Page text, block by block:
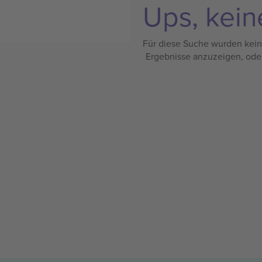
Ups,
Für diese Suche wurden
Ergebnisse anzuzeigen,